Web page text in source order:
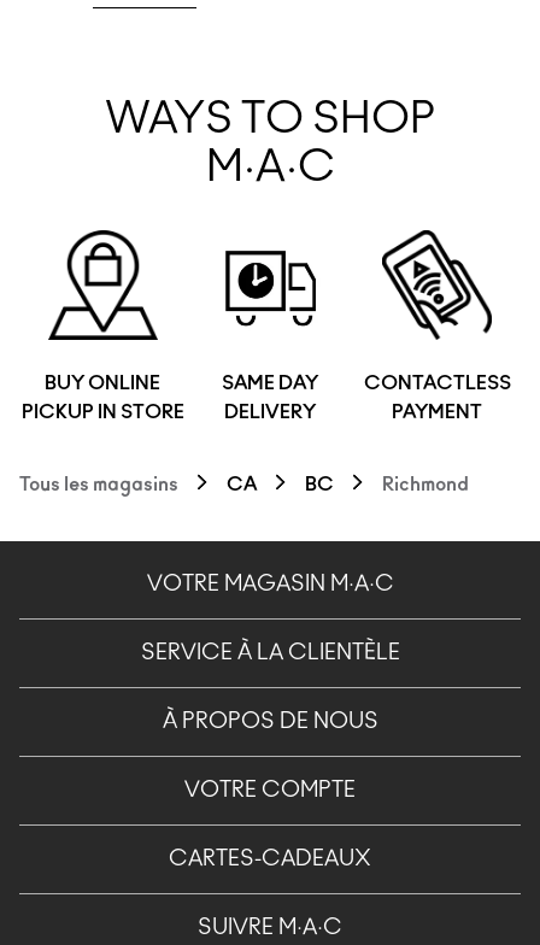
WAYS TO SHOP
M·A·C
BUY ONLINE
PICKUP IN STORE
SAME DAY
DELIVERY
CONTACTLESS
PAYMENT
Tous les magasins CA BC Richmond
VOTRE MAGASIN M·A·C
SERVICE À LA CLIENTÈLE
À PROPOS DE NOUS
VOTRE COMPTE
CARTES-CADEAUX
SUIVRE M·A·C